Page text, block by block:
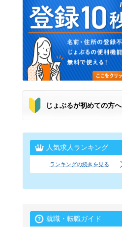
じょぶるが初めての方へ
人気求人ランキング
ランキングの続きを見る
就職・転職ガイド